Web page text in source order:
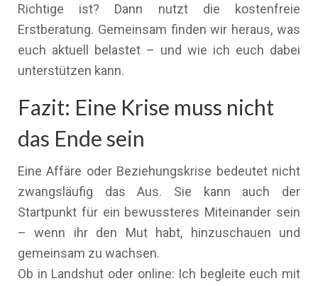
Richtige ist? Dann nutzt die kostenfreie
Erstberatung. Gemeinsam finden wir heraus, was
euch aktuell belastet – und wie ich euch dabei
unterstützen kann.
Fazit: Eine Krise muss nicht
das Ende sein
Eine Affäre oder Beziehungskrise bedeutet nicht
zwangsläufig das Aus. Sie kann auch der
Startpunkt für ein bewussteres Miteinander sein
– wenn ihr den Mut habt, hinzuschauen und
gemeinsam zu wachsen.
Ob in Landshut oder online: Ich begleite euch mit